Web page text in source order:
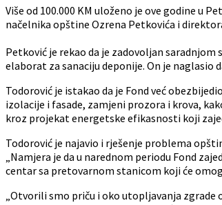
Više od 100.000 KM uloženo je ove godine u
načelnika opštine Ozrena Petkovića i
Petković je rekao da je zadovoljan
elaborat za sanaciju deponije. On je naglasio
Todorović je istakao da je Fond već
izolacije i fasade, zamjeni prozora i krova,
kroz projekat energetske efikasnosti koji
Todorović je najavio i rješenje problema
„Namjera je da u narednom periodu Fond
centar sa pretovarnom stanicom koji će
„Otvorili smo priču i oko utopljavanja